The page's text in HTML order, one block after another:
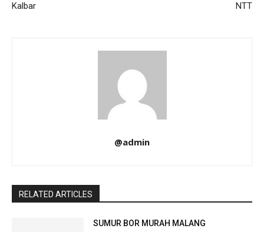
Kalbar
NTT
@admin
RELATED ARTICLES
SUMUR BOR MURAH MALANG